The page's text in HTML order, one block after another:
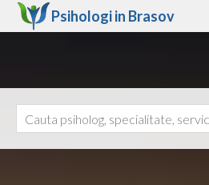
Psihologi in Brasov
Ajutor